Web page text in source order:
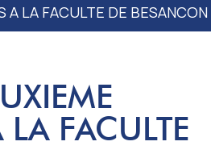
A LA FACULTE DE BESANCON
FACULTE